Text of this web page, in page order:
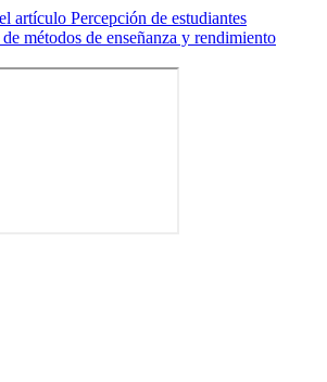
artículo Percepción de estudiantes
métodos de enseñanza y rendimiento